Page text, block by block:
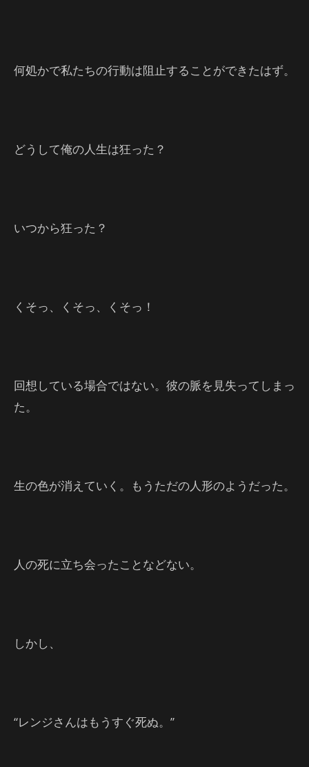
何処かで私たちの行動は阻止することができたはず。
どうして俺の人生は狂った？
いつから狂った？
くそっ、くそっ、くそっ！
回想している場合ではない。彼の脈を見失ってしまっ
た。
生の色が消えていく。もうただの人形のようだった。
人の死に立ち会ったことなどない。
しかし、
“レンジさんはもうすぐ死ぬ。”